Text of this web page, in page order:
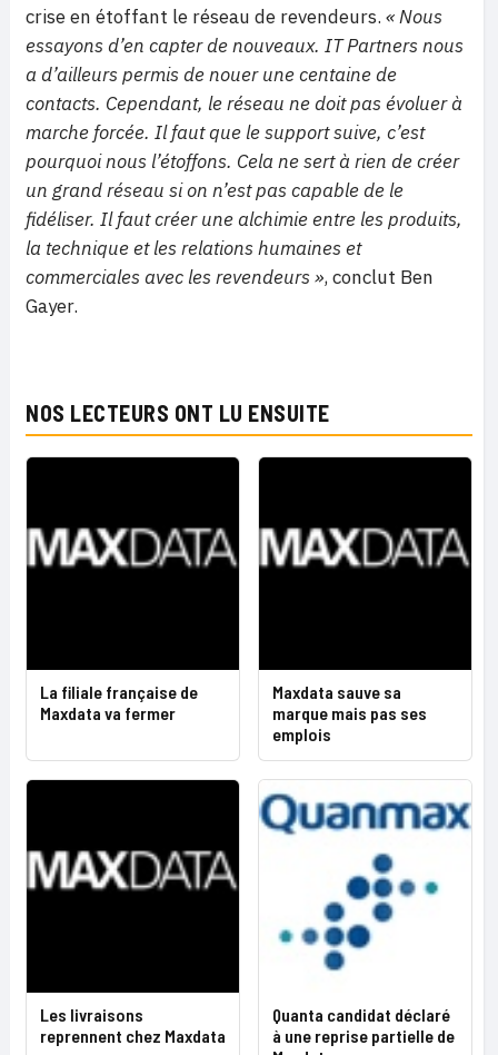
crise en étoffant le réseau de revendeurs. « Nous
essayons d’en capter de nouveaux. IT Partners nous
a d’ailleurs permis de nouer une centaine de
contacts. Cependant, le réseau ne doit pas évoluer à
marche forcée. Il faut que le support suive, c’est
pourquoi nous l’étoffons. Cela ne sert à rien de créer
un grand réseau si on n’est pas capable de le
fidéliser. Il faut créer une alchimie entre les produits,
la technique et les relations humaines et
commerciales avec les revendeurs », conclut Ben
Gayer.
NOS LECTEURS ONT LU ENSUITE
La filiale française de
Maxdata va fermer
Maxdata sauve sa
marque mais pas ses
emplois
Les livraisons
reprennent chez Maxdata
Quanta candidat déclaré
à une reprise partielle de